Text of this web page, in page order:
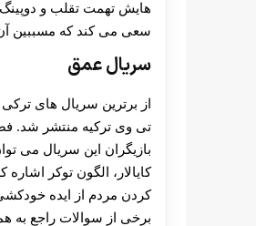
هایش تهمت تقلب و
سعی می ‌کند که مسببین آن
سریال عمق
تی وی ترکیه منتشر شد.
بازیگران این سریال می
کایالار، الگون توکر
کردن مردم از ایده
برخی از سوالات راجع به